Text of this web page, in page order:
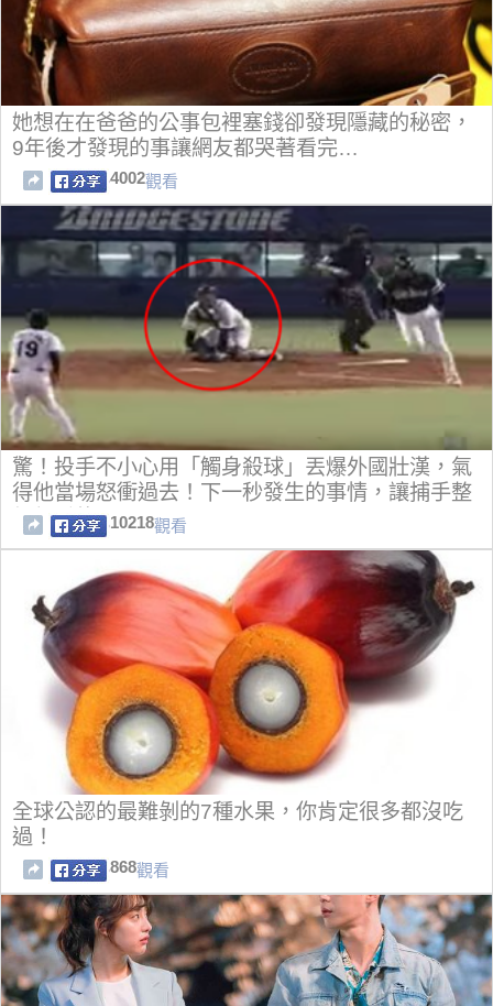
她想在在爸爸的公事包裡塞錢卻發現隱藏的秘密，
9年後才發現的事讓網友都哭著看完…
4002觀看
驚！投手不小心用「觸身殺球」丟爆外國壯漢，氣
得他當場怒衝過去！下一秒發生的事情，讓捕手整
個都看傻了...10218觀看
全球公認的最難剝的7種水果，你肯定很多都沒吃
過！
868觀看